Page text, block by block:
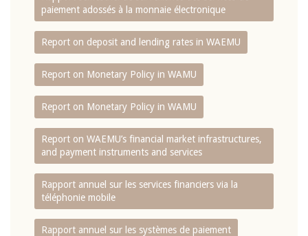
paiement adossés à la monnaie électronique
Report on deposit and lending rates in WAEMU
Report on Monetary Policy in WAMU
Report on Monetary Policy in WAMU
Report on WAEMU’s financial market infrastructures,
and payment instruments and services
Rapport annuel sur les services financiers via la
téléphonie mobile
Rapport annuel sur les systèmes de paiement